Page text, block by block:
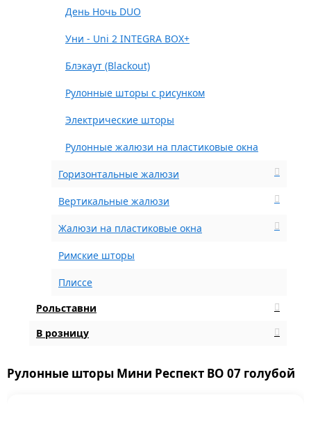
День Ночь DUO
Уни - Uni 2 INTEGRA BOX+
Блэкаут (Blackout)
Рулонные шторы с рисунком
Электрические шторы
Рулонные жалюзи на пластиковые окна
Горизонтальные жалюзи
Вертикальные жалюзи
Жалюзи на пластиковые окна
Римские шторы
Плиссе
Рольставни
В розницу
Рулонные шторы Мини Респект BO 07 голубой